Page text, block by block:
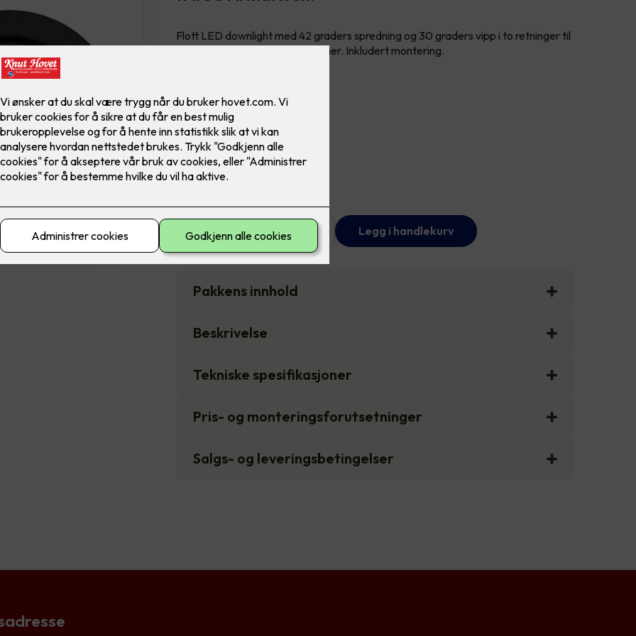
Flott LED downlight med 42 graders spredning og 30 graders vipp i to retninger til
innendørs bruke, inkl. LED dimmer. Inkludert montering.
6,900
Antall - Legg i handlekurv
Pakkens innhold
Beskrivelse
Tekniske spesifikasjoner
Pris- og monteringsforutsetninger
Salgs- og leveringsbetingelser